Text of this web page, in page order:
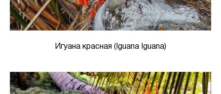
Игуана красная (Iguana Iguana)